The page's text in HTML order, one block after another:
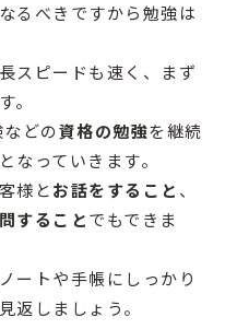
るべきですから勉強は
スピードも速く、まず
。
どの資格の勉強を継続
なっていきます。
様とお話をすること 、
することでもできま
ートや手帳にしっかり
返しましょう。